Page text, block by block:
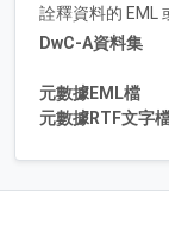
詮釋資料的 EML
DwC-A資料集
元數據EML檔
元數據RTF文字